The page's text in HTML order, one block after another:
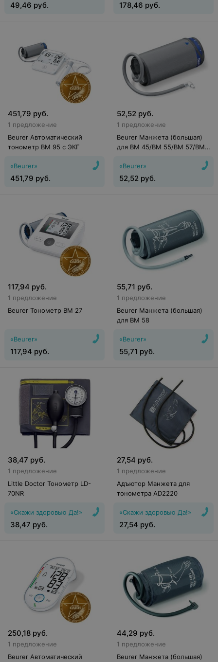
49,46 руб. 178,46 руб.
451,79 руб.
1 предложение
Beurer Автоматический
тонометр BM 95 с ЭКГ
«Beurer»
451,79 руб.
52,52 руб.
1 предложение
Beurer Манжета (большая)
для BM 45/BM 55/BM 57/BM
«Beurer»
52,52 руб.
117,94 руб.
1 предложение
Beurer Тонометр BM 27
«Beurer»
117,94 руб.
55,71 руб.
1 предложение
Beurer Манжета (большая)
для BM 58
«Beurer»
55,71 руб.
38,47 руб.
1 предложение
Little Doctor Тонометр LD-
70NR
«Скажи здоровью Да!»
38,47 руб.
27,54 руб.
1 предложение
Адъютор Манжета для
тонометра AD2220
«Скажи здоровью Да!»
27,54 руб.
250,18 руб.
1 предложение
Beurer Автоматический
44,29 руб.
1 предложение
Beurer Манжета (большая)